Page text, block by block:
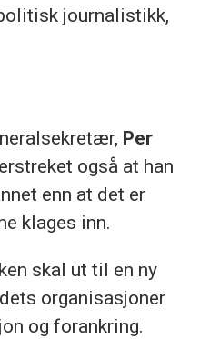
journalistikk,
Per
også at han
enn at det er
klages inn.
skal ut til en ny
organisasjoner
og forankring.